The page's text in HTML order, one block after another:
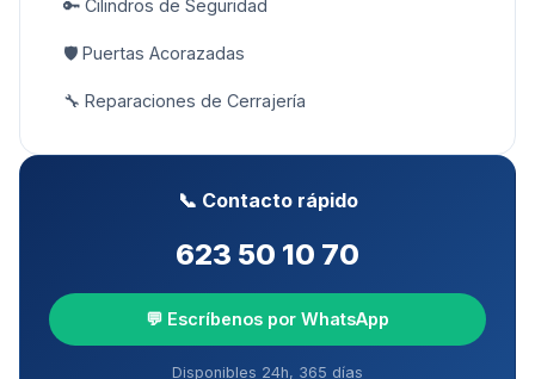
🔑 Cilindros de Seguridad
🛡️ Puertas Acorazadas
🔧 Reparaciones de Cerrajería
📞 Contacto rápido
623 50 10 70
💬 Escríbenos por WhatsApp
Disponibles 24h, 365 días